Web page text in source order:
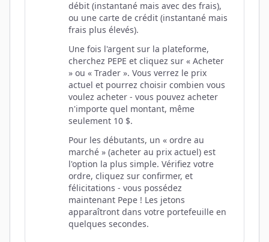
débit (instantané mais avec des frais),
ou une carte de crédit (instantané mais
frais plus élevés).
Une fois l'argent sur la plateforme,
cherchez PEPE et cliquez sur « Acheter
» ou « Trader ». Vous verrez le prix
actuel et pourrez choisir combien vous
voulez acheter - vous pouvez acheter
n'importe quel montant, même
seulement 10 $.
Pour les débutants, un « ordre au
marché » (acheter au prix actuel) est
l'option la plus simple. Vérifiez votre
ordre, cliquez sur confirmer, et
félicitations - vous possédez
maintenant Pepe ! Les jetons
apparaîtront dans votre portefeuille en
quelques secondes.